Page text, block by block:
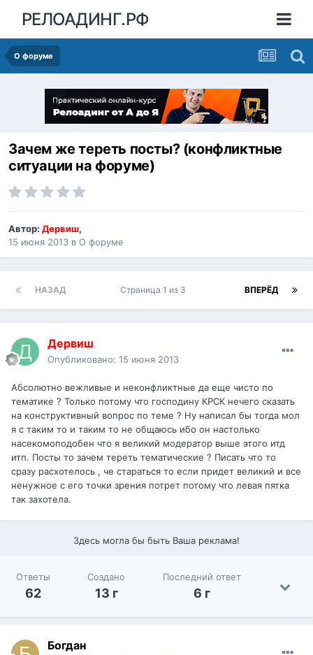
РЕЛОАДИНГ.РФ
О форуме
Зачем же тереть посты? (конфликтные
ситуации на форуме)
Автор: Дервиш,
15 июня 2013 в О форуме
НАЗАД ВПЕРЁД
Страница 1 из 3
Дервиш
Опубликовано: 15 июня 2013
Абсолютно вежливые и неконфликтные да еще чисто по
тематике ? Только потому что господину КРСК нечего сказать
на конструктивный вопрос по теме ? Ну написал бы тогда мол
я с таким то и таким то не общаюсь ибо он настолько
насекомоподобен что я великий модератор выше этого итд
итп. Посты то зачем тереть тематические ? Писать что то
сразу расхотелось , че стараться то если придет великий и все
ненужное с его точки зрения потрет потому что левая пятка
так захотела.
Здесь могла бы быть Ваша реклама!
Ответы
62
Создано
13 г
Последний ответ
6 г
Богдан